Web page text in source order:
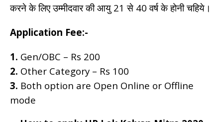
करने के लिए उम्मीदवार की आयु 21 से 40 वर्ष के होनी चहिये।
Application Fee:-
1. Gen/OBC – Rs 200
2. Other Category – Rs 100
3. Both option are Open Online or Offline
mode